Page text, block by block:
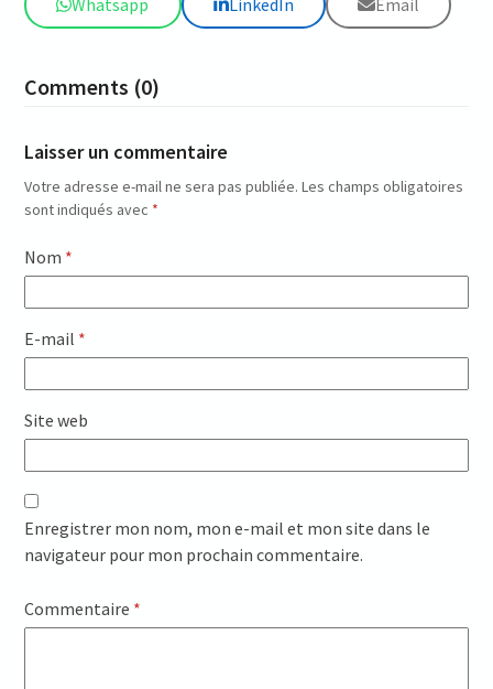
Whatsapp LinkedIn Email
Comments (0)
Laisser un commentaire
Votre adresse e-mail ne sera pas publiée. Les champs obligatoires
sont indiqués avec *
Nom *
E-mail *
Site web
Enregistrer mon nom, mon e-mail et mon site dans le
navigateur pour mon prochain commentaire.
Commentaire *